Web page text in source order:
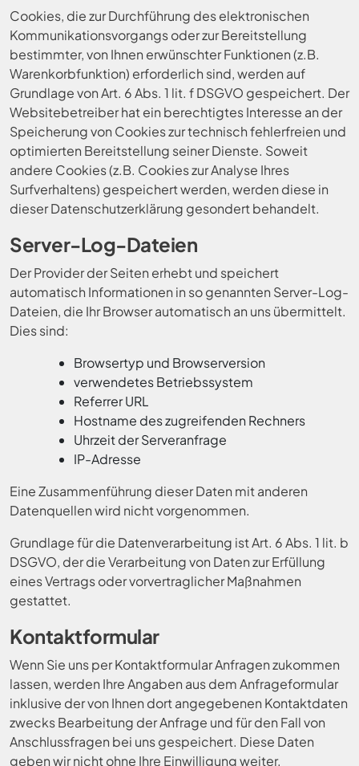
Cookies, die zur Durchführung des elektronischen
Kommunikationsvorgangs oder zur Bereitstellung
bestimmter, von Ihnen erwünschter Funktionen (z.B.
Warenkorbfunktion) erforderlich sind, werden auf
Grundlage von Art. 6 Abs. 1 lit. f DSGVO gespeichert. Der
Websitebetreiber hat ein berechtigtes Interesse an der
Speicherung von Cookies zur technisch fehlerfreien und
optimierten Bereitstellung seiner Dienste. Soweit
andere Cookies (z.B. Cookies zur Analyse Ihres
Surfverhaltens) gespeichert werden, werden diese in
dieser Datenschutzerklärung gesondert behandelt.
Server-Log-Dateien
Der Provider der Seiten erhebt und speichert
automatisch Informationen in so genannten Server-Log-
Dateien, die Ihr Browser automatisch an uns übermittelt.
Dies sind:
Browsertyp und Browserversion
verwendetes Betriebssystem
Referrer URL
Hostname des zugreifenden Rechners
Uhrzeit der Serveranfrage
IP-Adresse
Eine Zusammenführung dieser Daten mit anderen
Datenquellen wird nicht vorgenommen.
Grundlage für die Datenverarbeitung ist Art. 6 Abs. 1 lit. b
DSGVO, der die Verarbeitung von Daten zur Erfüllung
eines Vertrags oder vorvertraglicher Maßnahmen
gestattet.
Kontaktformular
Wenn Sie uns per Kontaktformular Anfragen zukommen
lassen, werden Ihre Angaben aus dem Anfrageformular
inklusive der von Ihnen dort angegebenen Kontaktdaten
zwecks Bearbeitung der Anfrage und für den Fall von
Anschlussfragen bei uns gespeichert. Diese Daten
geben wir nicht ohne Ihre Einwilligung weiter.